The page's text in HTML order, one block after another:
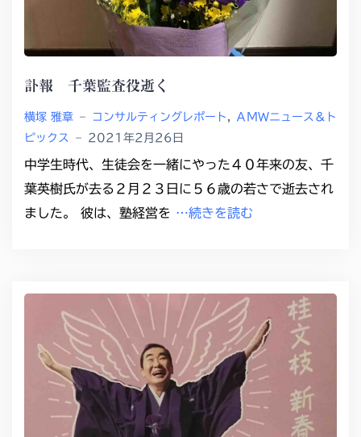
訃報 千葉監査役逝く
横塚 雅章 – コンサルティングレポート ,
ＡＭＷニュース＆ト
ピックス
– 2021年2月26日
中学生時代、生徒会を一緒にやった４０年来の友、千
葉英樹氏が去る２月２３日に５６歳の若さで逝去され
ました。 彼は、塾経営を …続きを読む